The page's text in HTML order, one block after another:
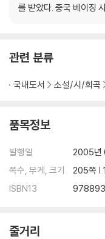
를 받았다. 중국 베이징
관련 분류
국내도서 소설/시/희곡
품목정보
발행일
2005년
쪽수, 무게, 크기
205쪽 |
ISBN13
줄거리